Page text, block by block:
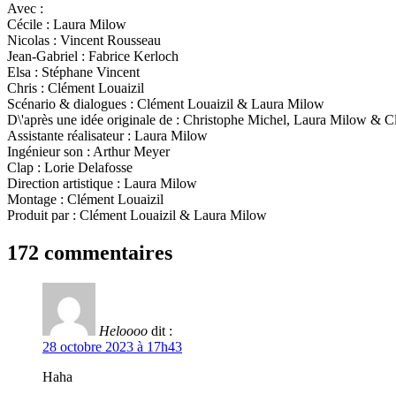
Avec :
Cécile : Laura Milow
Nicolas : Vincent Rousseau
Jean-Gabriel : Fabrice Kerloch
Elsa : Stéphane Vincent
Chris : Clément Louaizil
Scénario & dialogues : Clément Louaizil & Laura Milow
D\'après une idée originale de : Christophe Michel, Laura Milow &
Assistante réalisateur : Laura Milow
Ingénieur son : Arthur Meyer
Clap : Lorie Delafosse
Direction artistique : Laura Milow
Montage : Clément Louaizil
Produit par : Clément Louaizil & Laura Milow
172 commentaires
Heloooo dit :
28 octobre 2023 à 17h43
Haha